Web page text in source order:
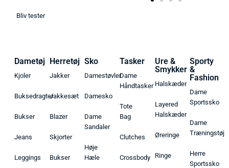
Bliv tester
Dametøj
Kjoler
Buksedragter
Bukser
Jeans
Leggings
Herretøj
Jakker
Jakkesæt
Blazer
Skjorter
Bukser
Sko
Damestøvler
Damesko
Dame
Sandaler
Høje
Hæle
Tasker
Dame
Håndtasker
Tote
Bag
Clutches
Crossbody
Ure &
Smykker
Halskæder
Layered
Halskæder
Øreringe
Ringe
Sporty
&
Fashion
Dame
Sportssko
Dame
Træningstøj
Herre
Sportssko